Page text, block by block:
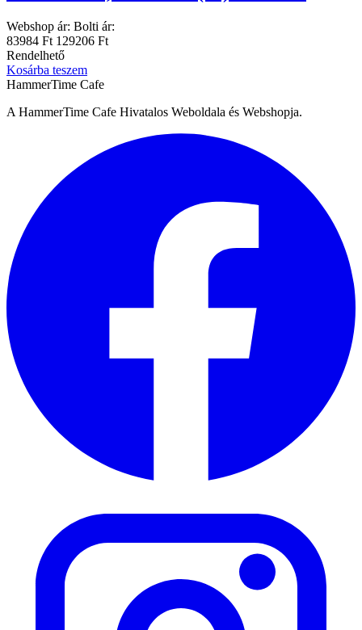
Webshop ár: Bolti ár:
83984 Ft 129206 Ft
Rendelhető
Kosárba teszem
HammerTime Cafe
A HammerTime Cafe Hivatalos Weboldala és Webshopja.